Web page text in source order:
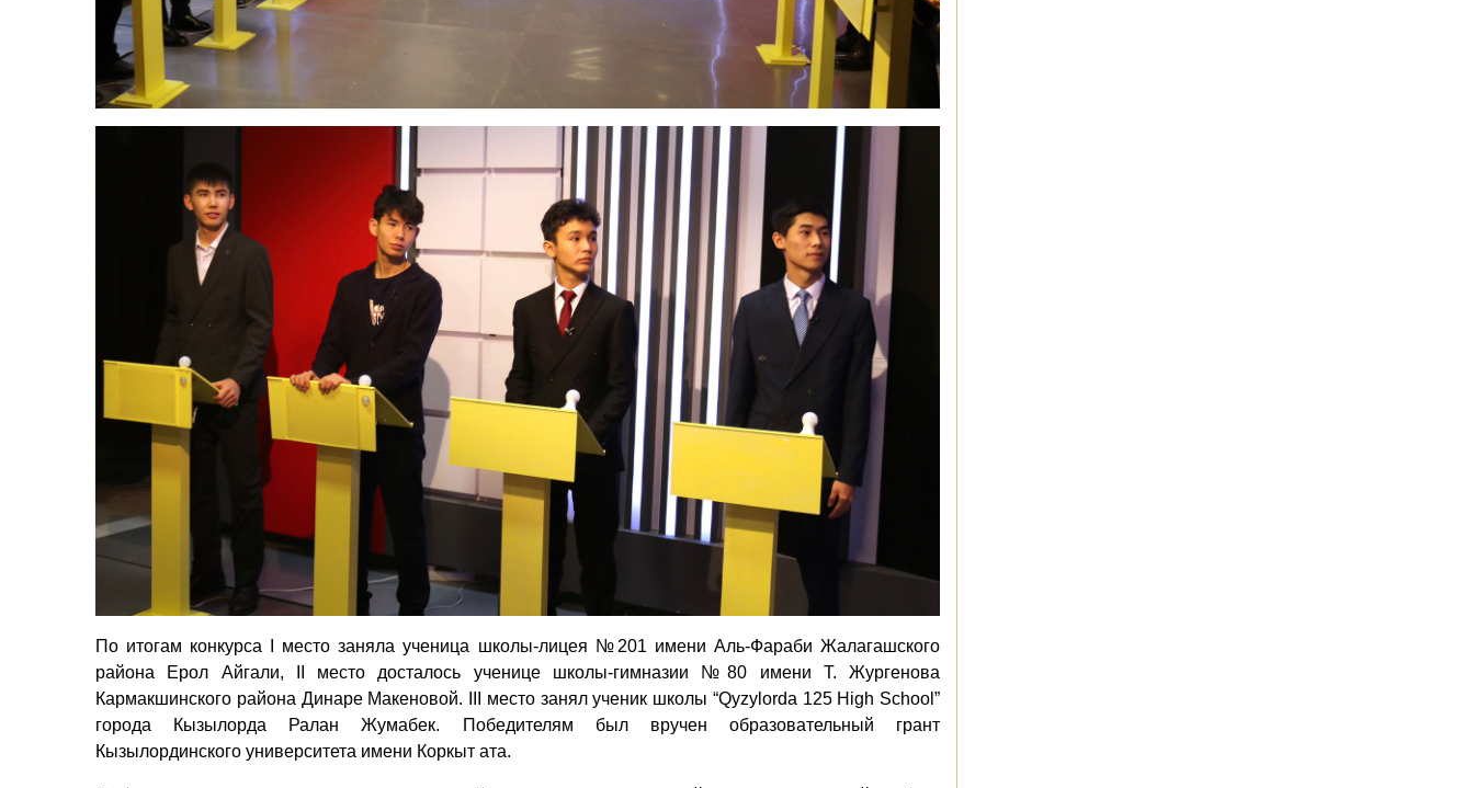
По итогам конкурса І место заняла ученица школы-лицея №201 имени Аль-Фараби Жалагашского
района Ерол Айгали, ІІ место досталось ученице школы-гимназии №80 имени Т. Жургенова
Кармакшинского района Динаре Макеновой. ІІІ место занял ученик школы “Qyzylorda 125 High School”
города Кызылорда Ралан Жумабек. Победителям был вручен образовательный грант
Кызылординского университета имени Коркыт ата.